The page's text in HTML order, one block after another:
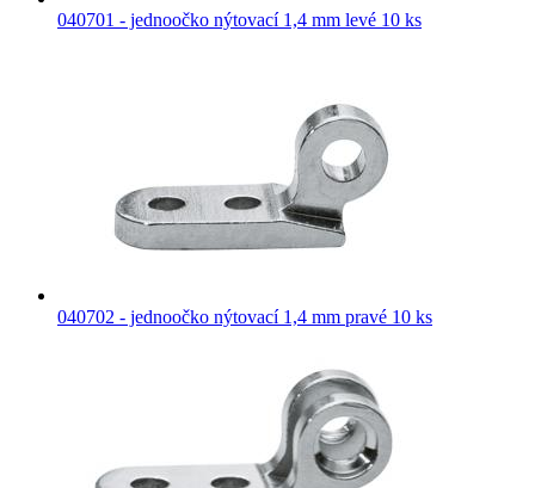
040701 - jednoočko nýtovací 1,4 mm levé 10 ks
040702 - jednoočko nýtovací 1,4 mm pravé 10 ks